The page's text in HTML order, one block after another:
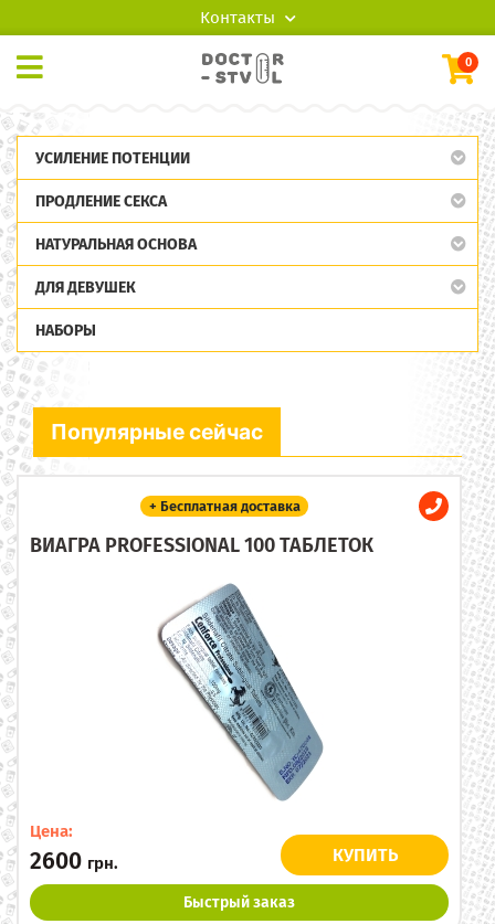
Контакты
0
УСИЛЕНИЕ ПОТЕНЦИИ
ПРОДЛЕНИЕ СЕКСА
НАТУРАЛЬНАЯ ОСНОВА
ДЛЯ ДЕВУШЕК
НАБОРЫ
Популярные сейчас
+ Бесплатная доставка
ВИАГРА PROFESSIONAL 100 ТАБЛЕТОК
Цена:
2600 грн. КУПИТЬ
Быстрый заказ